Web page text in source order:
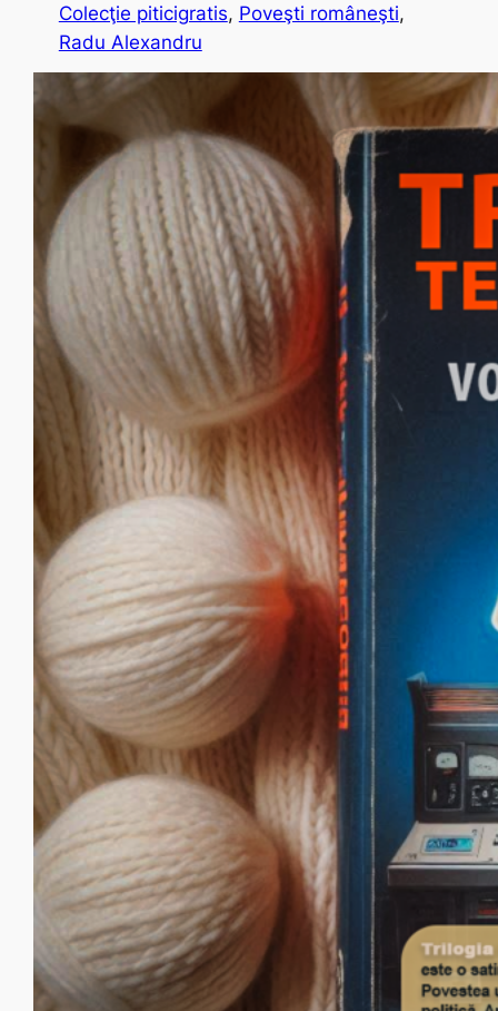
Colecţie piticigratis, Poveşti româneşti
Radu Alexandru